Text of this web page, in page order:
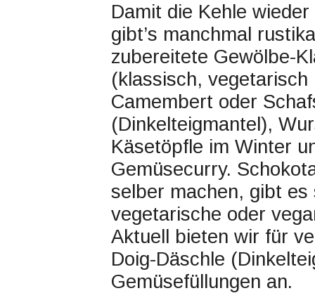
Damit die Kehle
gibt’s manchmal
zubereitete Gewölbe-
(klassisch,
Camembert oder
(Dinkelteigmantel),
Käsetöpfle im Winter
Gemüsecurry.
selber machen, gibt
vegetarische oder
Aktuell bieten wir für
Doig-Däschle
Gemüsefüllungen an.